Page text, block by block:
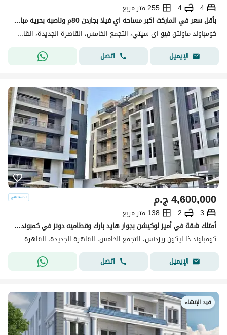
4
4
255 متر مربع
بأقل سعر في الماركت اكبر مساحه اي فيلا بجاردن 80م وناصبه بحريه مباشره علي الاجون من جانبين في ماونتن فيو اى سيتي تقسيط 7 سنوات
كومباوند ماونتن فيو اى سيتي، التجمع الخامس، القاهرة الجديدة، القاهرة
الإيميل
اتصل
ج.م4,600,000
3
2
138 متر مربع
أمتلك شقة في أميز لوكيشن بجوار هايد بارك وقطاميه دونز في كمبوند ذا أيكون التجمع الخامس
كومباوند ذا ايكون ريزدنس، التجمع الخامس، القاهرة الجديدة، القاهرة
الإيميل
اتصل
قيد الإنشاء